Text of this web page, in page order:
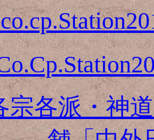
各派・神